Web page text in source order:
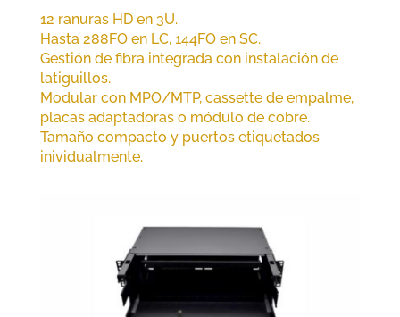
12 ranuras HD en 3U.
Hasta 288FO en LC, 144FO en SC.
Gestión de fibra integrada con instalación de
latiguillos.
Modular con MPO/MTP, cassette de empalme,
placas adaptadoras o módulo de cobre.
Tamaño compacto y puertos etiquetados
inividualmente.